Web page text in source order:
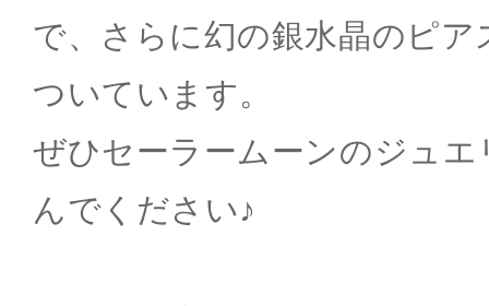
で、さらに幻の銀水晶のピ
ついています。
ぜひセーラームーンのジュ
んでください♪